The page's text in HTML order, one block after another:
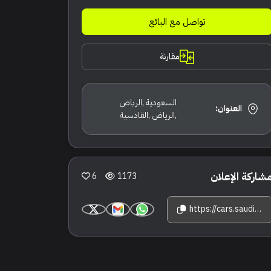
تواصل مع البائع
مقارنة
العنوان:
السعودية ,الرياض
,الرياض ,القادسية
الإعلان 1173
6
https://cars.saudisale.com/listings/0ig0Ww/2026-%D8%AC%D9%8A-%D8%A7%D9%85-%D8%B3%D9%8A-%D9%8A%D9%88%D9%83%D9%88%D9%86-%D8%A7%D9%84%D9%8A%D9%81%D9%8A%D8%B4%D9%86